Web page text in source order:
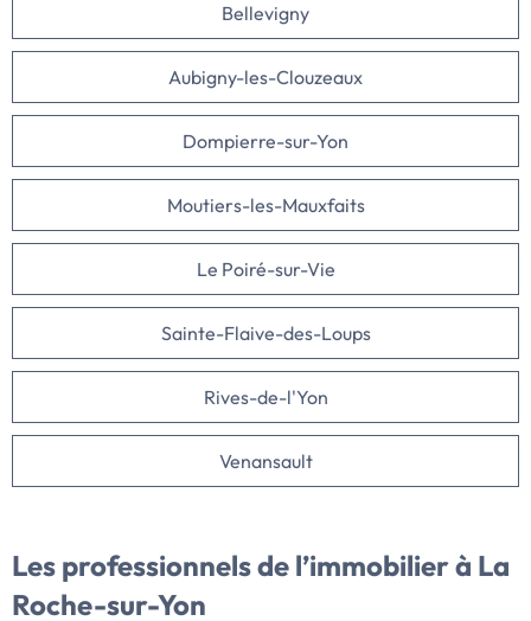
Bellevigny
Aubigny-les-Clouzeaux
Dompierre-sur-Yon
Moutiers-les-Mauxfaits
Le Poiré-sur-Vie
Sainte-Flaive-des-Loups
Rives-de-l'Yon
Venansault
Les professionnels de l’immobilier à La
Roche-sur-Yon